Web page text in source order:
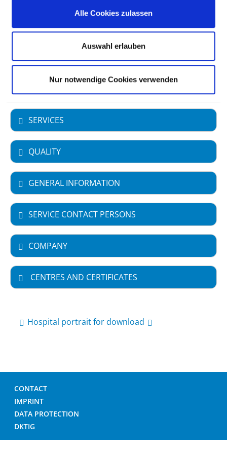
Alle Cookies zulassen
Auswahl erlauben
Nur notwendige Cookies verwenden
University Hospital
SERVICES
QUALITY
GENERAL INFORMATION
SERVICE CONTACT PERSONS
COMPANY
CENTRES AND CERTIFICATES
Hospital portrait for download
CONTACT
IMPRINT
DATA PROTECTION
DKTIG